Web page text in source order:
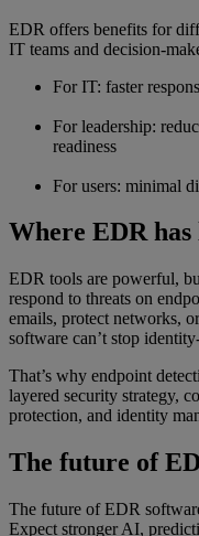
EDR offers benefits for
IT teams and decision-
For IT: faster
For leadership:
readiness
For users: minimal
Where EDR
EDR tools are powerful,
respond to threats on
emails, protect networks,
software can’t stop
That’s why endpoint
layered security strategy,
protection, and identity
The future of
The future of EDR
Expect stronger AI,